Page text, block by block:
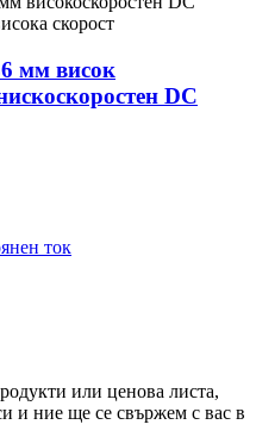
мм висок
DC
ток
или ценова листа,
и ние ще се свържем с вас в